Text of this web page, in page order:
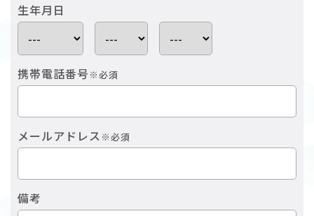
生年月日
携帯電話番号※必須
メールアドレス ※必須
備考